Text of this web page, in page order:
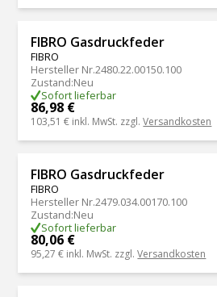
FIBRO Gasdruckfeder
FIBRO
Hersteller Nr.2480.22.00150.100
Zustand:Neu
Sofort lieferbar
86,98 €
103,51 € inkl. MwSt. zzgl.Versandkosten
FIBRO Gasdruckfeder
FIBRO
Hersteller Nr.2479.034.00170.100
Zustand:Neu
Sofort lieferbar
80,06 €
95,27 € inkl. MwSt. zzgl.Versandkosten